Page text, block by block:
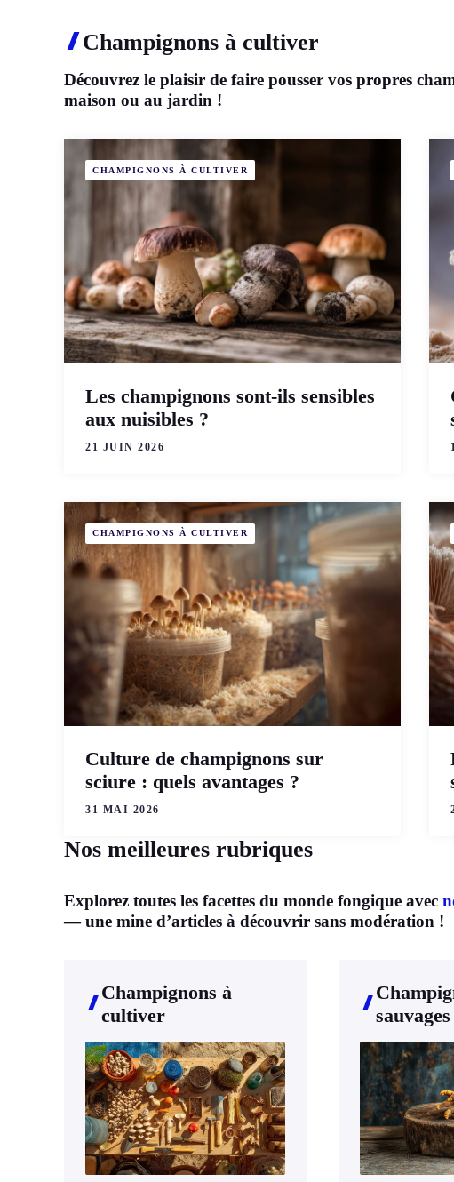
Champignons à cultiver
Découvrez le plaisir de faire pousser vos propres
maison ou au jardin !
CHAMPIGNONS À CULTIVER
Les champignons sont-ils sensibles
aux nuisibles ?
21 JUIN 2026
CHAMPIGNONS À CULTIVER
Culture de champignons sur
sciure : quels avantages ?
31 MAI 2026
Nos meilleures rubriques
Explorez toutes les facettes du monde fongique avec
— une mine d’articles à découvrir sans modération !
Champignons à
cultiver
sauvages